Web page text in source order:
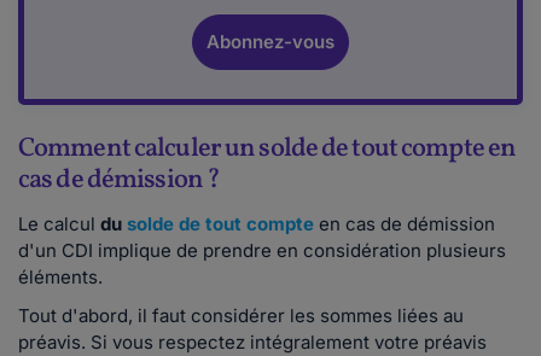
Abonnez-vous
Comment calculer un solde de tout compte en
cas de démission ?
Le calcul du solde de tout compte en cas de démission
d'un CDI implique de prendre en considération plusieurs
éléments.
Tout d'abord, il faut considérer les sommes liées au
préavis. Si vous respectez intégralement votre préavis